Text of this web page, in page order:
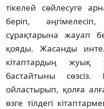
тікелей сөйлесуге
беріп,
сұрақтарына жауап
қояды. Жасанды
кітаптардың жуық
бастайтыны
ойластырып, қол­ға
өзге тіл­де­гі